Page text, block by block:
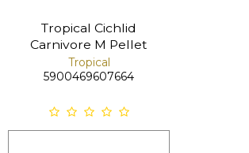
Tropical Cichlid
Carnivore M Pellet
Tropical
5900469607664